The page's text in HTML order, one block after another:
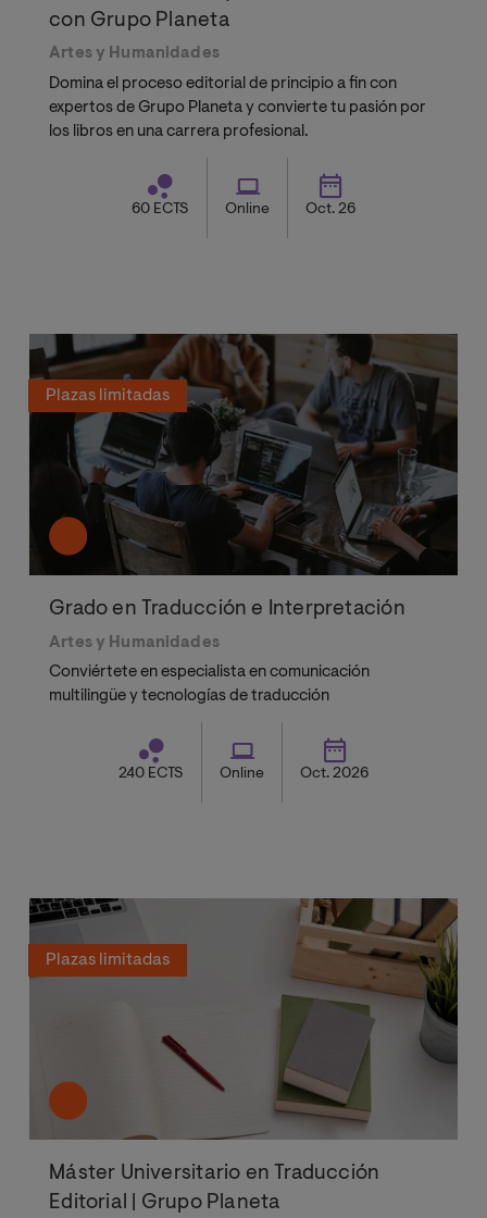
con Grupo Planeta
Artes y Humanidades
Domina el proceso editorial de principio a fin con
expertos de Grupo Planeta y convierte tu pasión por
los libros en una carrera profesional.
60 ECTS Online Oct. 26
Plazas limitadas
Grado en Traducción e Interpretación
Artes y Humanidades
Conviértete en especialista en comunicación
multilingüe y tecnologías de traducción
240 ECTS Online Oct. 2026
Plazas limitadas
Máster Universitario en Traducción
Editorial | Grupo Planeta